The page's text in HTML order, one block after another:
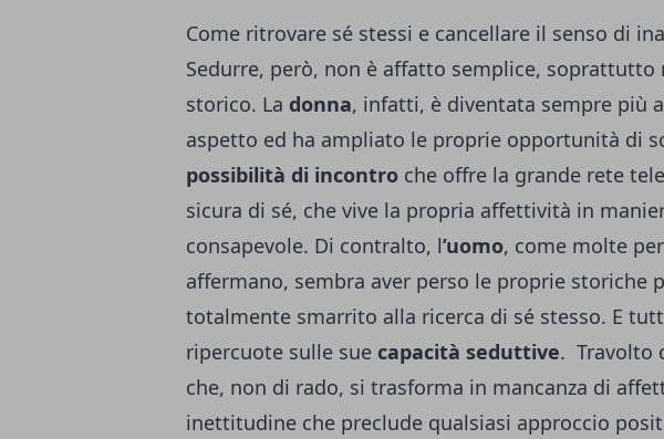
Come ritrovare sé stessi e cancellare il senso di
Sedurre, però, non è affatto semplice, soprattutto
storico. La donna, infatti, è diventata sempre più
aspetto ed ha ampliato le proprie opportunità di
possibilità di incontro che offre la grande rete
sicura di sé, che vive la propria affettività in
consapevole. Di contralto, l’uomo, come molte
affermano, sembra aver perso le proprie storiche
totalmente smarrito alla ricerca di sé stesso. E
ripercuote sulle sue capacità seduttive. Travolto
che, non di rado, si trasforma in mancanza di
inettitudine che preclude qualsiasi approccio